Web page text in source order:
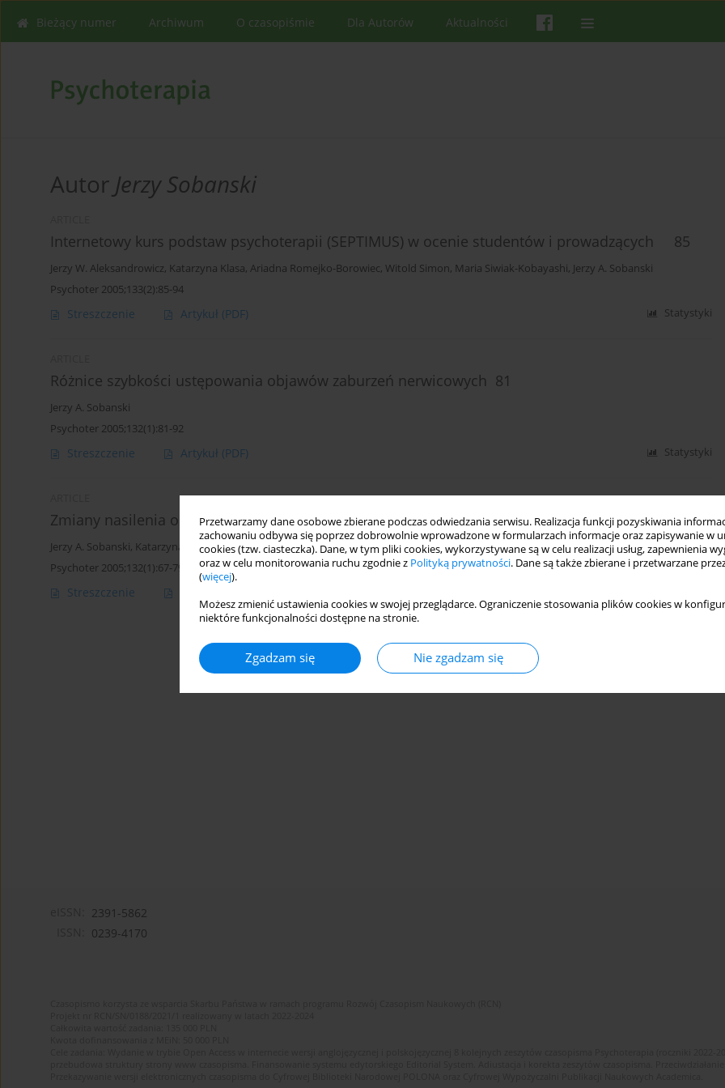
Przetwarzamy dane osobowe zbierane podczas odwiedzania serwisu. Realizacja funkcji pozyskiwania
zachowaniu odbywa się poprzez dobrowolnie wprowadzone w formularzach informacje oraz zapisywanie w
cookies (tzw. ciasteczka). Dane, w tym pliki cookies, wykorzystywane są w celu realizacji usług, zapewnienia
oraz w celu monitorowania ruchu zgodnie z Polityką prywatności. Dane są także zbierane i przetwarzane
(więcej).
Możesz zmienić ustawienia cookies w swojej przeglądarce. Ograniczenie stosowania plików cookies w
niektóre funkcjonalności dostępne na stronie.
Zgadzam się Nie zgadzam się
Bieżący numer Archiwum O czasopiśmie Dla Autorów Aktualności
Autor Jerzy Sobanski
Internetowy kurs podstaw psychoterapii (SEPTIMUS) w ocenie studentów i prowadzących 85
Jerzy W. Aleksandrowicz, Katarzyna Klasa, Ariadna Romejko-Borowiec, Witold Simon, Maria Siwiak-Kobayashi, Jerzy A. Sobanski
Psychoter 2005;133(2):85-94
Streszczenie Artykuł (PDF) Statystyki
Różnice szybkości ustępowania objawów zaburzeń nerwicowych 81
Jerzy A. Sobanski
Psychoter 2005;132(1):81-92
Streszczenie Artykuł (PDF) Statystyki
Zmiany nasilenia objawów w okresie oczekiwania na leczenie 67
Jerzy A. Sobanski, Katarzyna Klasa
Psychoter 2005;132(1):67-79
Streszczenie
2391-5862
0239-4170